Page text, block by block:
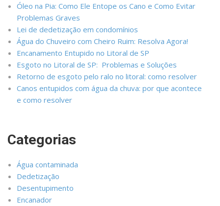
Óleo na Pia: Como Ele Entope os Cano e Como Evitar
Problemas Graves
Lei de dedetização em condomínios
Água do Chuveiro com Cheiro Ruim: Resolva Agora!
Encanamento Entupido no Litoral de SP
Esgoto no Litoral de SP: Problemas e Soluções
Retorno de esgoto pelo ralo no litoral: como resolver
Canos entupidos com água da chuva: por que acontece
e como resolver
Categorias
Água contaminada
Dedetização
Desentupimento
Encanador